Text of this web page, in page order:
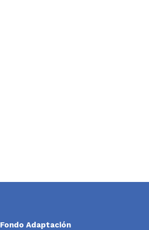
Fondo Adaptación